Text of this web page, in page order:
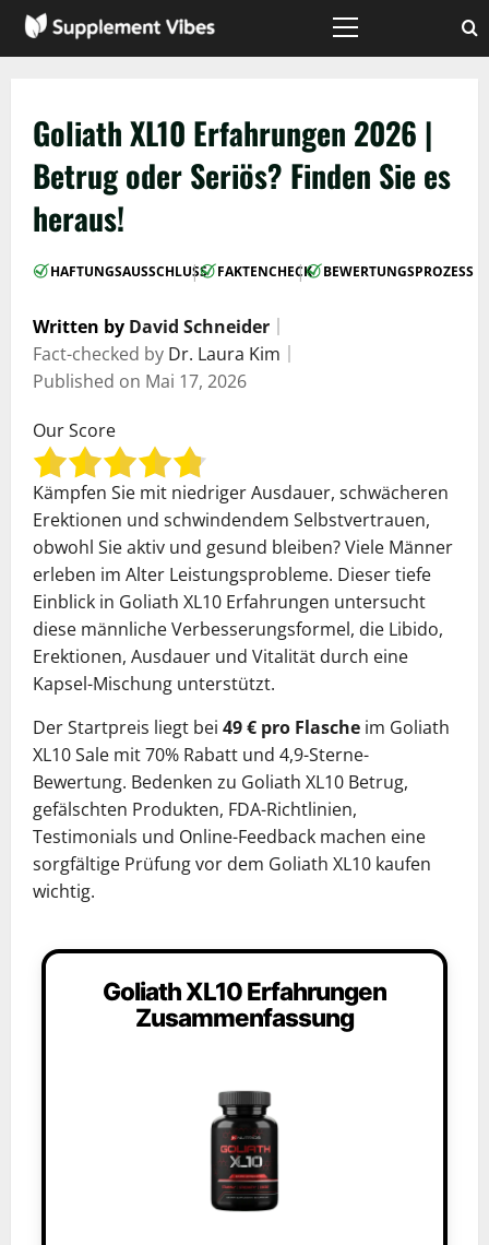
Zum
Inhalt
Hauptmenü
Goliath XL10 Erfahrungen 2026 |
Betrug oder Seriös? Finden Sie es
heraus!
HAFTUNGSAUSSCHLUSS
| FAKTENCHECK
| BEWERTUNGSPROZESS
Written by David Schneider
Fact-checked by Dr. Laura Kim
Published on Mai 17, 2026
Our Score
Kämpfen Sie mit niedriger Ausdauer, schwächeren
Erektionen und schwindendem Selbstvertrauen,
obwohl Sie aktiv und gesund bleiben? Viele Männer
erleben im Alter Leistungsprobleme. Dieser tiefe
Einblick in Goliath XL10 Erfahrungen untersucht
diese männliche Verbesserungsformel, die Libido,
Erektionen, Ausdauer und Vitalität durch eine
Kapsel-Mischung unterstützt.
Der Startpreis liegt bei 49 € pro Flasche im Goliath
XL10 Sale mit 70% Rabatt und 4,9-Sterne-
Bewertung. Bedenken zu Goliath XL10 Betrug,
gefälschten Produkten, FDA-Richtlinien,
Testimonials und Online-Feedback machen eine
sorgfältige Prüfung vor dem Goliath XL10 kaufen
wichtig.
Goliath XL10 Erfahrungen
Zusammenfassung